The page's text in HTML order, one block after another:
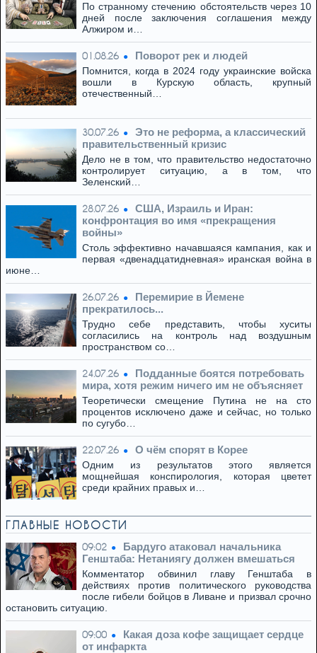
По странному стечению обстоятельств через 10
дней после заключения соглашения между
Алжиром и…
01.08.26 Поворот рек и людей
Помнится, когда в 2024 году украинские войска
вошли в Курскую область, крупный
отечественный…
30.07.26
Это не реформа, а классический
правительственный кризис
Дело не в том, что правительство недостаточно
контролирует ситуацию, а в том, что
Зеленский…
28.07.26
США, Израиль и Иран:
конфронтация во имя «прекращения
войны»
Столь эффективно начавшаяся кампания, как и
первая «двенадцатидневная» иранская война в
июне…
26.07.26
Перемирие в Йемене
прекратилось...
Трудно себе представить, чтобы хуситы
согласились на контроль над воздушным
пространством со…
24.07.26
Подданные боятся потребовать
мира, хотя режим ничего им не объясняет
Теоретически смещение Путина не на сто
процентов исключено даже и сейчас, но только
по сугубо…
22.07.26 О чём спорят в Корее
Одним из результатов этого является
мощнейшая конспирология, которая цветет
среди крайних правых и…
ГЛАВНЫЕ НОВОСТИ
09:02
Бардуго атаковал начальника
Генштаба: Нетаниягу должен вмешаться
Комментатор обвинил главу Генштаба в
действиях против политического руководства
после гибели бойцов в Ливане и призвал срочно
остановить ситуацию.
09:00
Какая доза кофе защищает сердце
от инфаркта